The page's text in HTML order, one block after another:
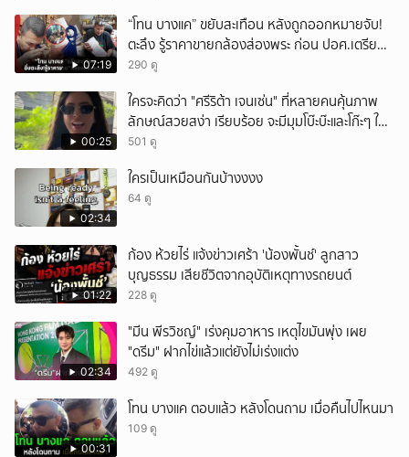
07:19
“โทน บางแค” ขยับสะเทือน หลังถูกออกหมายจับ!
ตะลึง รู้ราคาขายกล้องส่องพระ ก่อน ปอศ.เตรียม
บุกรวบ?
290 ดู
00:25
ใครจะคิดว่า "ศรีริต้า เจนเซ่น" ที่หลายคนคุ้นภาพ
ลักษณ์สวยสง่า เรียบร้อย จะมีมุมโบ๊ะบ๊ะและโก๊ะๆ ให้
ได้อมยิ้มเหมือนกัน งานนี้ทำเอาแฟนๆ ทั้งเอ็นดูทั้ง
501 ดู
02:34
ใครเป็นเหมือนกันบ้างงงง
64 ดู
01:22
ก้อง ห้วยไร่ แจ้งข่าวเศร้า 'น้องพั้นช์' ลูกสาว
บุญธรรม เสียชีวิตจากอุบัติเหตุทางรถยนต์
228 ดู
02:34
"มีน พีรวิชญ์" เร่งคุมอาหาร เหตุไขมันพุ่ง เผย
"ดรีม" ฝากไข่แล้วแต่ยังไม่เร่งแต่ง
492 ดู
00:31
โทน บางแค ตอบแล้ว หลังโดนถาม เมื่อคืนไปไหนมา
109 ดู